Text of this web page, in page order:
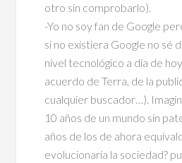
otro sin comprobarlo).
-Yo no soy fan de Google
si no existiera Google no sé
nivel tecnológico a día de
acuerdo de Terra, de la
cualquier buscador…).
10 años de un mundo sin
años de los de ahora
evolucionaría la sociedad?